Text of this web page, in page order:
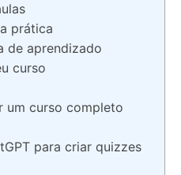
prática
de aprendizado
curso
um curso completo
para criar quizzes